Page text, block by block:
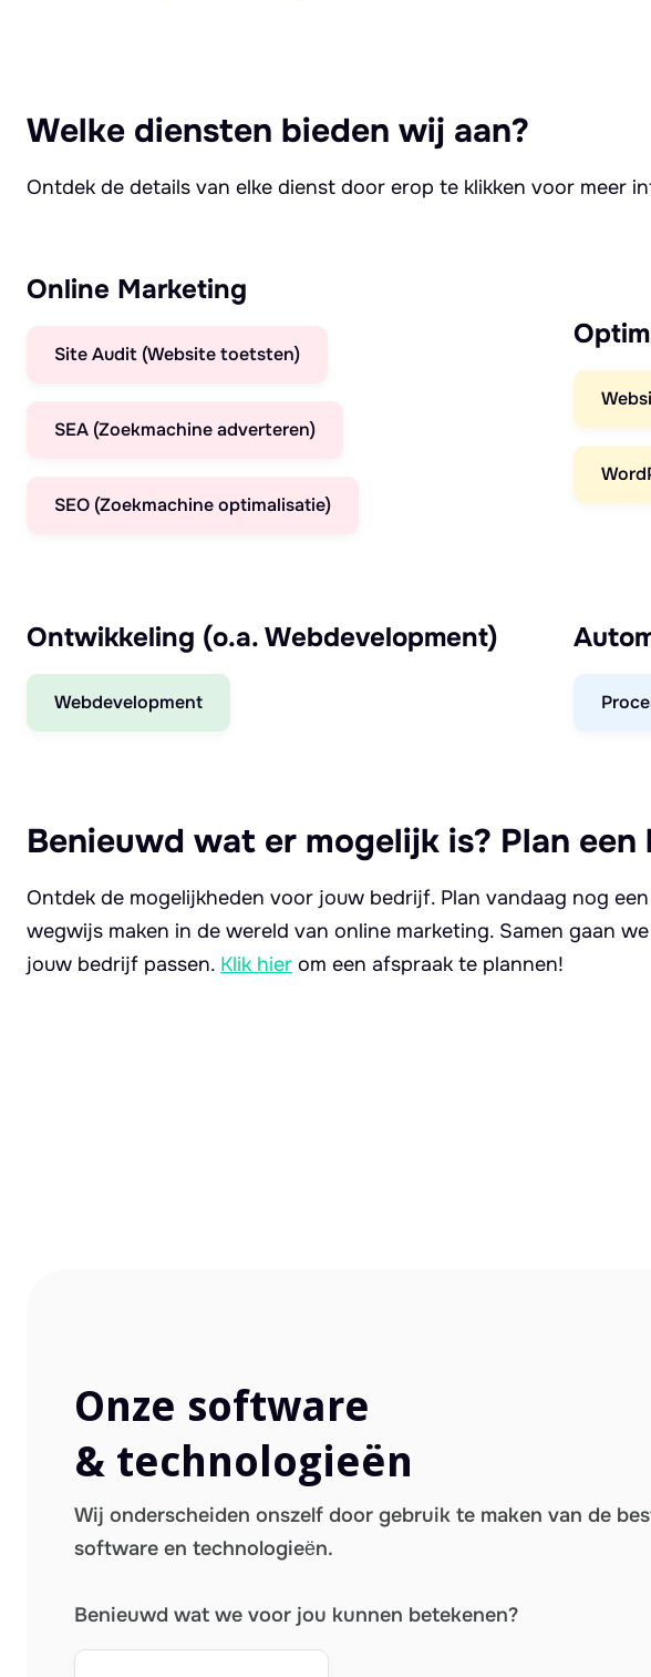
Welke diensten bieden wij aan?
Ontdek de details van elke dienst door erop te klikken voor meer
Online Marketing
Site Audit (Website toetsten)
SEA (Zoekmachine adverteren)
SEO (Zoekmachine optimalisatie)
Ontwikkeling (o.a. Webdevelopment)
Webdevelopment
Benieuwd wat er mogelijk is? Plan een
Ontdek de mogelijkheden voor jouw bedrijf. Plan vandaag nog
wegwijs maken in de wereld van online marketing. Samen gaan
jouw bedrijf passen. Klik hier om een afspraak te plannen!
Onze software
& technologieën
Wij onderscheiden onszelf door gebruik te maken van de
software en technologieën.
Benieuwd wat we voor jou kunnen betekenen?